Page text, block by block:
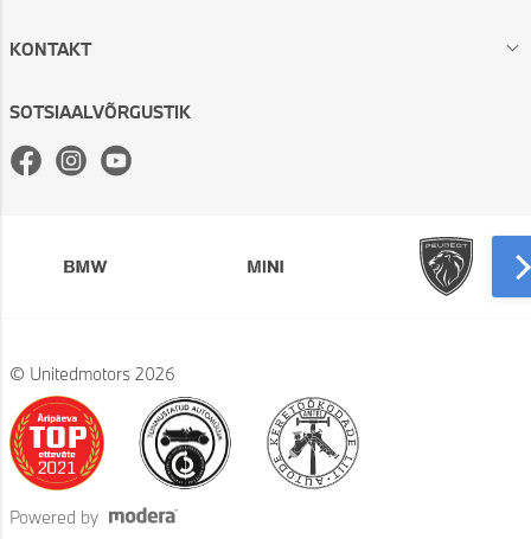
KONTAKT
SOTSIAALVÕRGUSTIK
Facebook
Instagram
© Unitedmotors 2026
Powered by